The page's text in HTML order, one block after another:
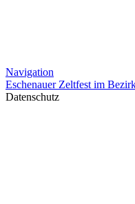
Navigation
Eschenauer Zeltfest im
Datenschutz